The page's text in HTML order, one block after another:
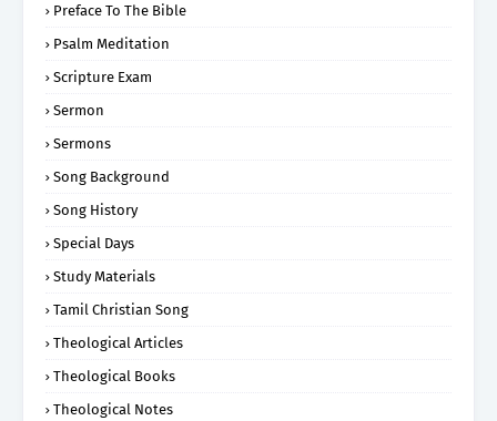
Preface To The Bible
Psalm Meditation
Scripture Exam
Sermon
Sermons
Song Background
Song History
Special Days
Study Materials
Tamil Christian Song
Theological Articles
Theological Books
Theological Notes